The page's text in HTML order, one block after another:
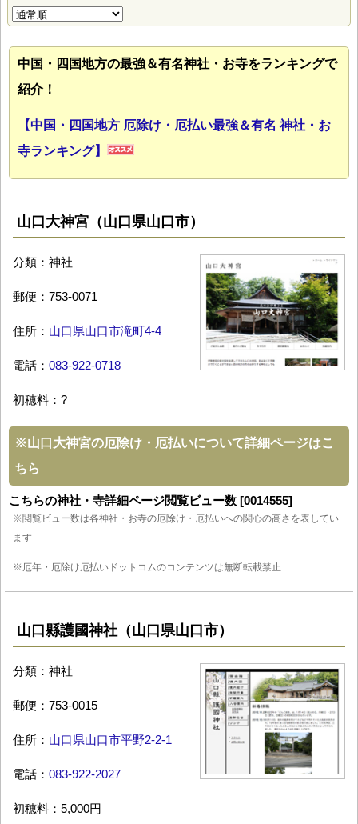
中国・四国地方の最強＆有名神社・お寺をランキングで
紹介！
【中国・四国地方 厄除け・厄払い最強＆有名 神社・お
寺ランキング】
山口大神宮（山口県山口市）
分類：神社
郵便：753-0071
住所： 山口県山口市滝町4-4
電話： 083-922-0718
初穂料：?
※山口大神宮の厄除け・厄払いについて詳細ページはこ
ちら
こちらの神社・寺詳細ページ閲覧ビュー数 [0014555]
※閲覧ビュー数は各神社・お寺の厄除け・厄払いへの関心の高さを表してい
ます
※厄年・厄除け厄払いドットコムのコンテンツは無断転載禁止
山口縣護國神社（山口県山口市）
分類：神社
郵便：753-0015
住所： 山口県山口市平野2-2-1
電話： 083-922-2027
初穂料：5,000円